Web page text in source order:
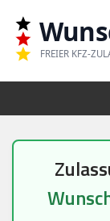
Zum
Inhalt
springen
FREIER KFZ-